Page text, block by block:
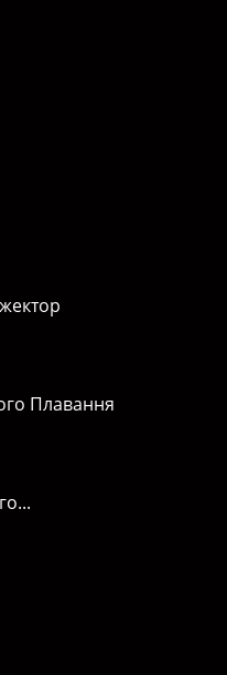
Плавання